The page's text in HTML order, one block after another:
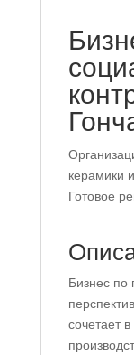
керамики
Готовое
Бизнес
сочетает